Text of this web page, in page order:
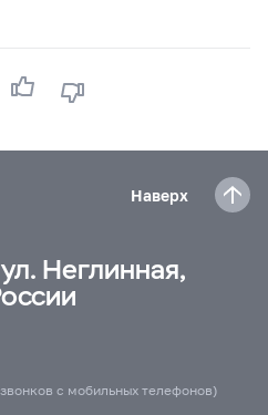
Наверх
Неглинная,
с мобильных телефонов)